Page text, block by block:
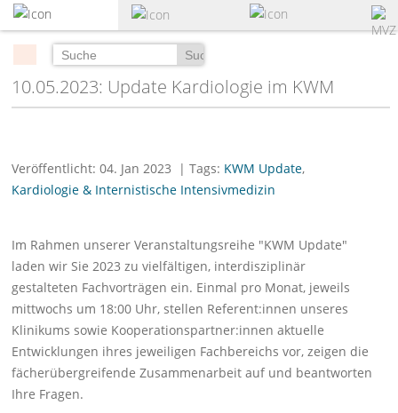
zum
Hauptinhalt
Suchen
10.05.2023: Update Kardiologie im KWM
Veröffentlicht: 04. Jan 2023 | Tags: KWM Update,
Kardiologie & Internistische Intensivmedizin
Im Rahmen unserer Veranstaltungsreihe "KWM Update"
laden wir Sie 2023 zu vielfältigen, interdisziplinär
gestalteten Fachvorträgen ein. Einmal pro Monat, jeweils
mittwochs um 18:00 Uhr, stellen Referent:innen unseres
Klinikums sowie Kooperationspartner:innen aktuelle
Entwicklungen ihres jeweiligen Fachbereichs vor, zeigen die
fächerübergreifende Zusammenarbeit auf und beantworten
Ihre Fragen.